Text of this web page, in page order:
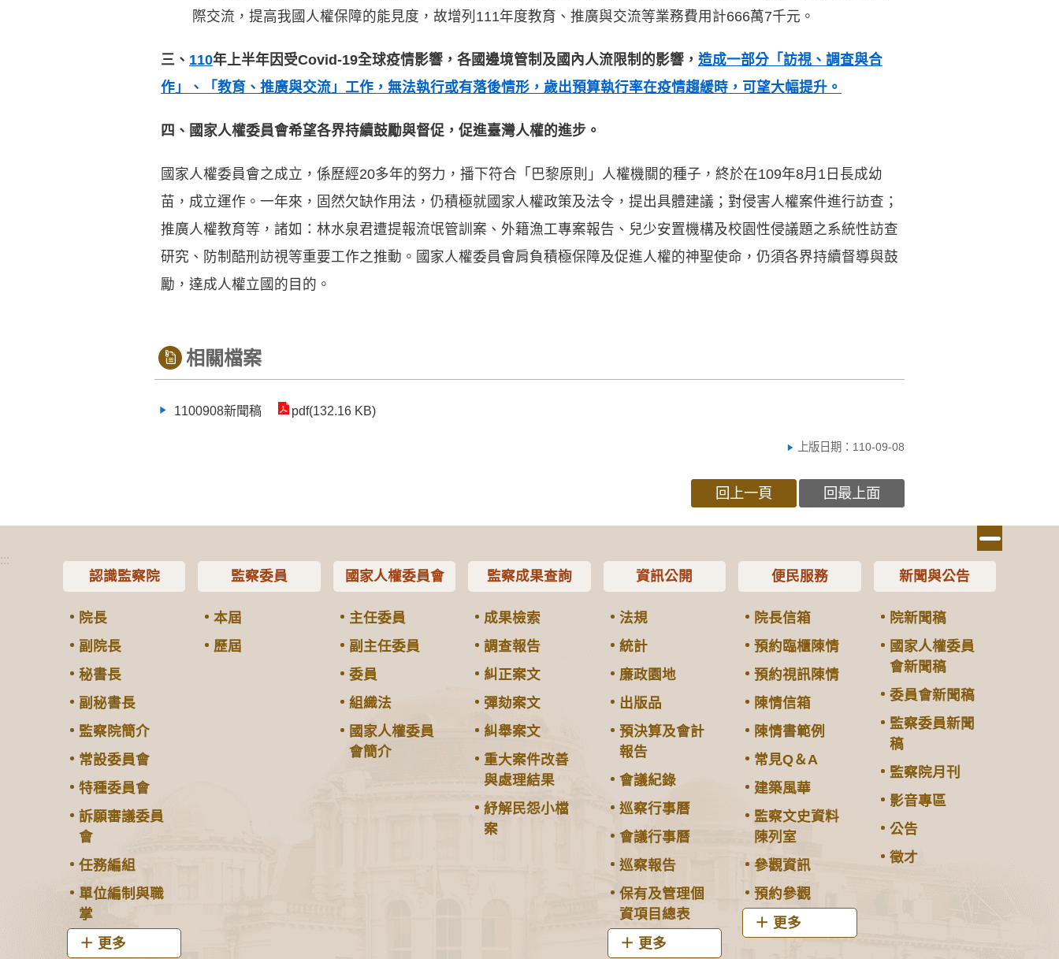
際交流，提高我國人權保障的能見度，故增列111年度教育、推廣與交流等業務費用計666萬7千元。
三、 110年上半年因受Covid-19全球疫情影響，各國邊境管制及國內人流限制的影響， 造成一部分「訪視、調查與合
作」、「教育、推廣與交流」工作，無法執行或有落後情形，歲出預算執行率在疫情趨緩時，可望大幅提升。
四、國家人權委員會希望各界持續鼓勵與督促，促進臺灣人權的進步。
國家人權委員會之成立，係歷經20多年的努力，播下符合「巴黎原則」人權機關的種子，終於在109年8月1日長成幼
苗，成立運作。一年來，固然欠缺作用法，仍積極就國家人權政策及法令，提出具體建議；對侵害人權案件進行訪查；
推廣人權教育等，諸如：林水泉君遭提報流氓管訓案、外籍漁工專案報告、兒少安置機構及校園性侵議題之系統性訪查
研究、防制酷刑訪視等重要工作之推動。國家人權委員會肩負積極保障及促進人權的神聖使命，仍須各界持續督導與鼓
勵，達成人權立國的目的。
相關檔案
1100908新聞稿 pdf(132.16 KB)
上版日期：110-09-08
回上一頁 回最上面
:::
認識監察院
院長
副院長
秘書長
副秘書長
監察院簡介
常設委員會
特種委員會
訴願審議委員
會
任務編組
單位編制與職
掌
更多
監察委員
本屆
歷屆
國家人權委員會
主任委員
副主任委員
委員
組織法
國家人權委員
會簡介
監察成果查詢
成果檢索
調查報告
糾正案文
彈劾案文
糾舉案文
重大案件改善
與處理結果
紓解民怨小檔
案
資訊公開
法規
統計
廉政園地
出版品
預決算及會計
報告
會議紀錄
巡察行事曆
會議行事曆
巡察報告
保有及管理個
資項目總表
更多
便民服務
院長信箱
預約臨櫃陳情
預約視訊陳情
陳情信箱
陳情書範例
常見Q＆A
建築風華
監察文史資料
陳列室
參觀資訊
預約參觀
更多
新聞與公告
院新聞稿
國家人權委員
會新聞稿
委員會新聞稿
監察委員新聞
稿
監察院月刊
影音專區
公告
徵才